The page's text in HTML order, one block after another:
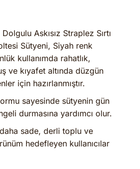
Askısız Straplez Sırtı
Sütyeni, Siyah renk
kullanımda rahatlık,
ve kıyafet altında düzgün
için hazırlanmıştır.
sayesinde sütyenin gün
durmasına yardımcı olur.
daha sade, derli toplu ve
hedefleyen kullanıcılar